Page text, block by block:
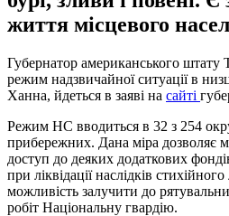
життя місцевого
Губернатор американського штату
режим надзвичайної ситуації в
Ханна, йдеться в заяві на сайті
Режим НС вводиться в 32 з 254
прибережних. Дана міра дозволяє
доступ до деяких додаткових
при ліквідації наслідків
можливість залучити до
робіт Національну гвардію.